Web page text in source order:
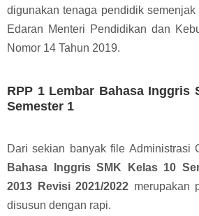
digunakan tenaga pendidik
Edaran Menteri Pendidikan dan
Nomor 14 Tahun 2019.
RPP 1 Lembar Bahasa Inggris
Semester 1
Dari sekian banyak file Administrasi
Bahasa Inggris SMK Kelas 10
2013 Revisi 2021/2022 merupakan
disusun dengan rapi.